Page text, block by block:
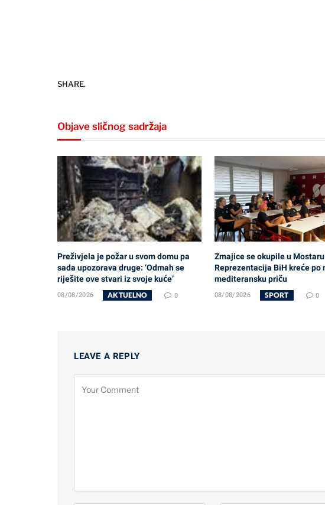
SHARE.
Objave sličnog sadržaja
Preživjela je požar u svom domu pa
sada upozorava druge: ‘Odmah se
riješite ove stvari iz svoje kuće’
08/08/2026 AKTUELNO 0
Zmajice se okupile u
Reprezentacija BiH kreće po
mediteransku priču
08/08/2026 SPORT 0
LEAVE A REPLY